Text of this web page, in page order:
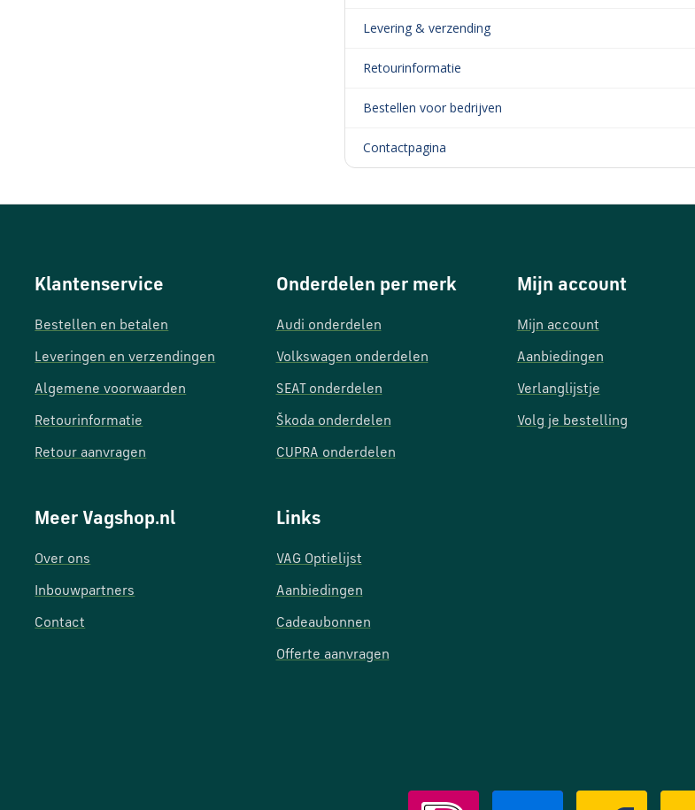
Levering & verzending
Retourinformatie
Bestellen voor bedrijven
Contactpagina
Klantenservice
Bestellen en betalen
Leveringen en verzendingen
Algemene voorwaarden
Retourinformatie
Retour aanvragen
Meer Vagshop.nl
Over ons
Inbouwpartners
Contact
Onderdelen per merk
Audi onderdelen
Volkswagen onderdelen
SEAT onderdelen
Škoda onderdelen
CUPRA onderdelen
Links
VAG Optielijst
Aanbiedingen
Cadeaubonnen
Offerte aanvragen
Mijn account
Mijn account
Aanbiedingen
Verlanglijstje
Volg je bestelling